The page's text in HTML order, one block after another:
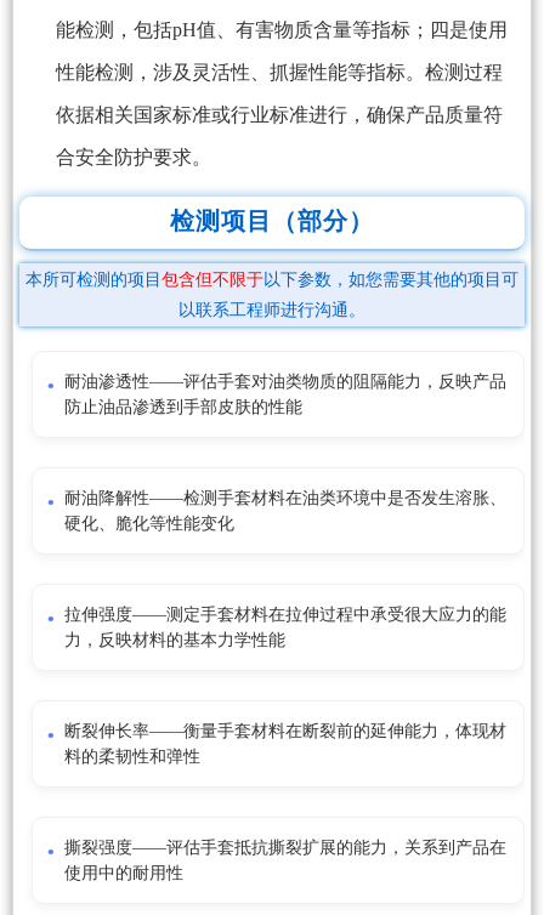
能检测，包括pH值、有害物质含量等指标；四是使用
性能检测，涉及灵活性、抓握性能等指标。检测过程
依据相关国家标准或行业标准进行，确保产品质量符
合安全防护要求。
检测项目（部分）
本所可检测的项目 包含但不限于以下参数，如您需要其他的项目可
以联系工程师进行沟通。
耐油渗透性——评估手套对油类物质的阻隔能力，反映产品
防止油品渗透到手部皮肤的性能
耐油降解性——检测手套材料在油类环境中是否发生溶胀、
硬化、脆化等性能变化
拉伸强度——测定手套材料在拉伸过程中承受很大应力的能
力，反映材料的基本力学性能
断裂伸长率——衡量手套材料在断裂前的延伸能力，体现材
料的柔韧性和弹性
撕裂强度——评估手套抵抗撕裂扩展的能力，关系到产品在
使用中的耐用性